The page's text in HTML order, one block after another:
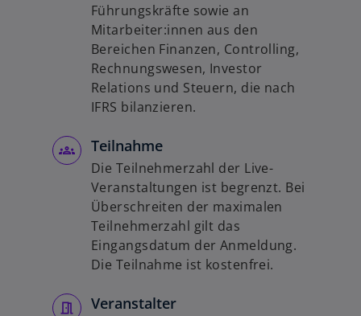
Führungskräfte sowie an
Mitarbeiter:innen aus den
Bereichen Finanzen, Controlling,
Rechnungswesen, Investor
Relations und Steuern, die nach
IFRS bilanzieren.
Teilnahme
Die Teilnehmerzahl der Live-
Veranstaltungen ist begrenzt. Bei
Überschreiten der maximalen
Teilnehmerzahl gilt das
Eingangsdatum der Anmeldung.
Die Teilnahme ist kostenfrei.
Veranstalter